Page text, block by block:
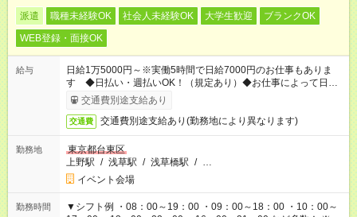
派遣 職種未経験OK 社会人未経験OK 大学生歓迎
ブランクOK
WEB登録・面接OK
給与
日給1万5000円～※実働5時間で日給7000円のお仕事もありま
す ◆日払い・週払いOK！（規定あり）◆お仕事によって日給も
異なります
交通費別途支給あり
交通費 交通費別途支給あり(勤務地により異なります)
勤務地
東京都台東区
上野駅 / 浅草駅 / 浅草橋駅 / …
イベント会場
勤務時間
▼シフト例 ・08：00～19：00 ・09：00～18：00 ・10：00～